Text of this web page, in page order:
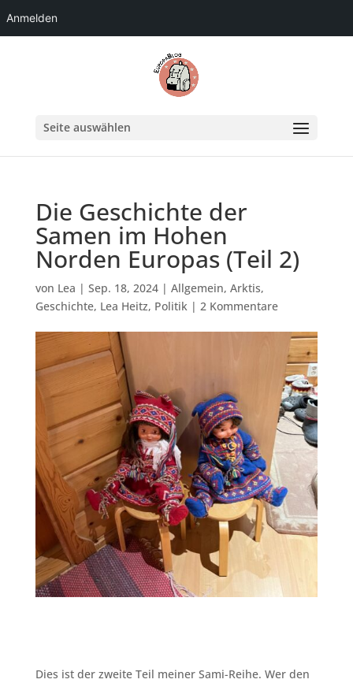
Anmelden
Seite auswählen
Die Geschichte der
Samen im Hohen
Norden Europas (Teil 2)
von Lea | Sep. 18, 2024| Allgemein, Arktis,
Geschichte, Lea Heitz, Politik| 2 Kommentare
Dies ist der zweite Teil meiner Sami-Reihe. Wer den